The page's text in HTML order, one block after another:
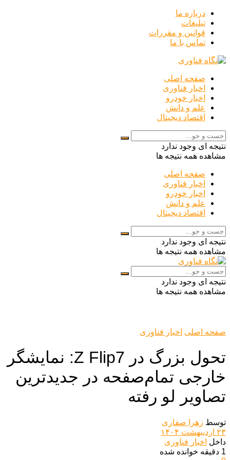
درباره ما
تبلیغات
قوانین و مقررات
تماس با ما
صفحه اصلی
اخبار فناوری
اخبار خودرو
علم و دانش
اقتصاد دیجیتال
نتیجه ای وجود ندارد
مشاهده همه نتیجه ها
صفحه اصلی
اخبار فناوری
اخبار خودرو
علم و دانش
اقتصاد دیجیتال
نتیجه ای وجود ندارد
مشاهده همه نتیجه ها
نتیجه ای وجود ندارد
مشاهده همه نتیجه ها
صفحه اصلی اخبار فناوری
تحول بزرگ در Z Flip7: نمایشگر
خارجی تمام‌صفحه در جدیدترین
تصاویر لو رفته
توسط زهرا صفاری
۲۳ اردیبهشت ۱۴۰۴
داخل اخبار فناوری
1 دقیقه خوانده شده